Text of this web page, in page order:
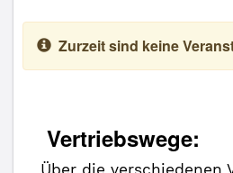
Zurzeit sind keine
Vertriebswege: